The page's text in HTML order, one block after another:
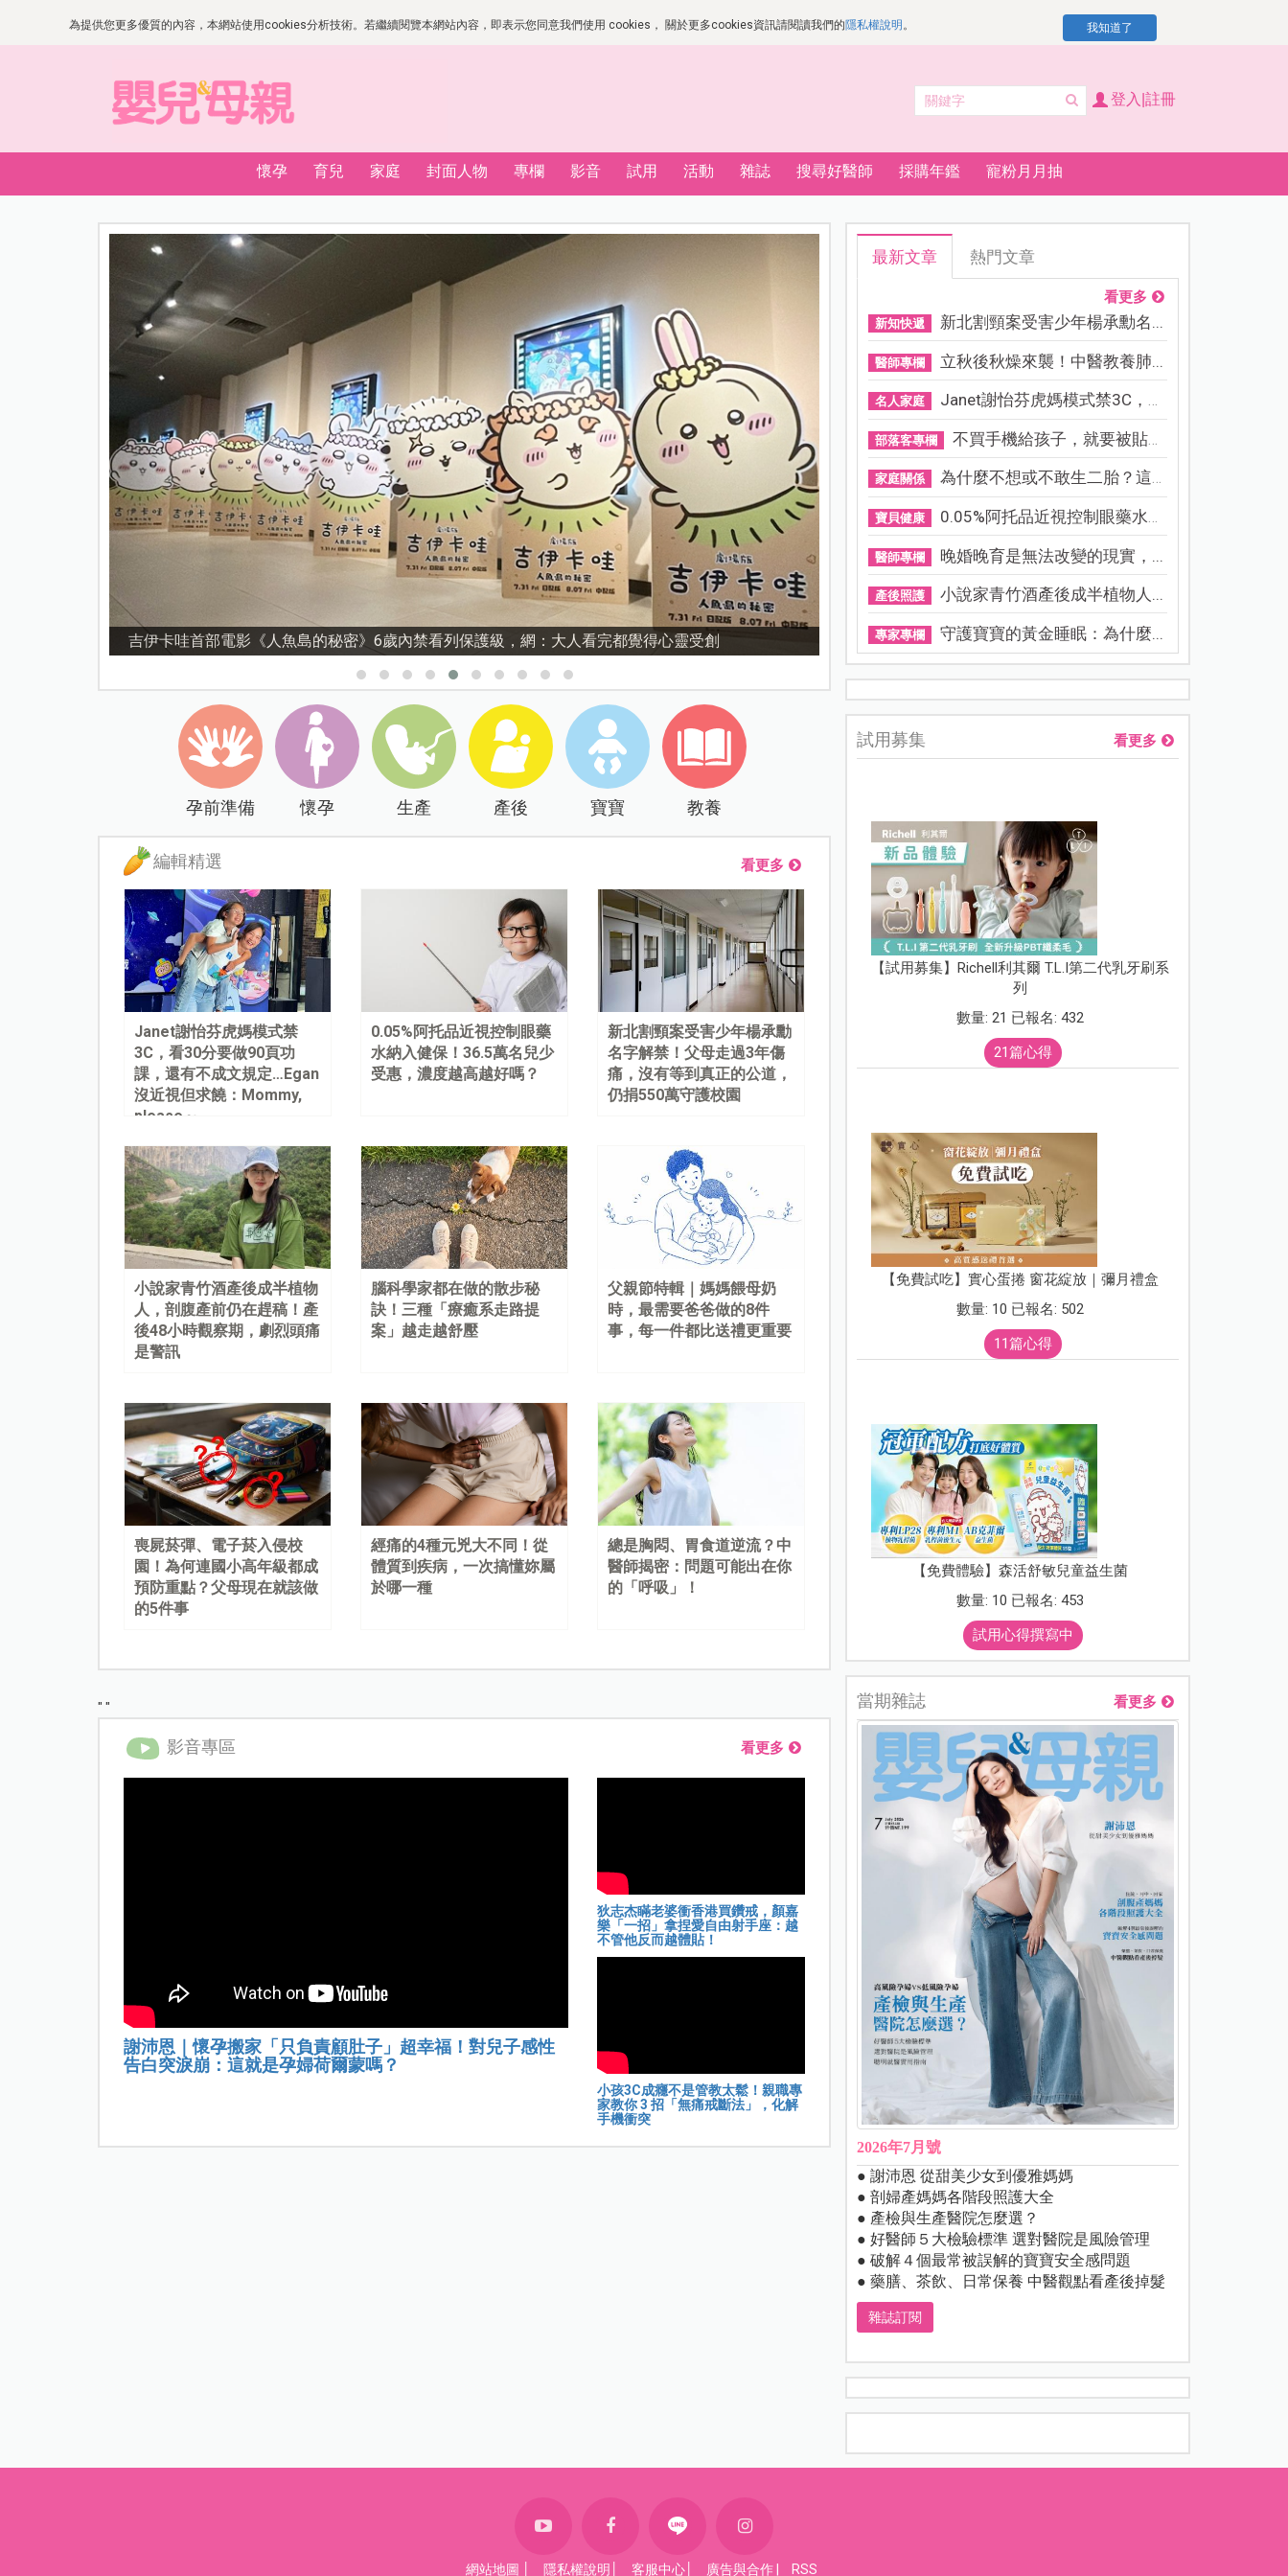
為提供您更多優質的內容，本網站使用cookies分析技術。若繼續閱覽本網站內容，即表示您同意我們使用 cookies， 關於更多cookies資訊請閱讀我們的隱私權說明 。 我知道了
登入|註冊
懷孕 育兒 家庭 封面人物 專欄 影音 試用 活動 雜誌 搜尋好醫師 採購年鑑 寵粉月月抽
資優教育15問！師鐸獎名師陳宥妤：資優教育的核心，不是成績而是讀懂孩子的心理準備度 熊本強震讓台灣人也揪心！無印良品店員發枕頭護頭、陪伴撤
孕前準備 懷孕 生產 產後 寶寶 教養
編輯精選 看更多
Janet謝怡芬虎媽模式禁
3C，看30分要做90頁功
課，還有不成文規定…Egan
沒近視但求饒：Mommy,
please～
0.05%阿托品近視控制眼藥
水納入健保！36.5萬名兒少
受惠，濃度越高越好嗎？
新北割頸案受害少年楊承勳
名字解禁！父母走過3年傷
痛，沒有等到真正的公道，
仍捐550萬守護校園
小說家青竹酒產後成半植物
人，剖腹產前仍在趕稿！產
後48小時觀察期，劇烈頭痛
是警訊
腦科學家都在做的散步秘
訣！三種「療癒系走路提
案」越走越舒壓
父親節特輯｜媽媽餵母奶
時，最需要爸爸做的8件
事，每一件都比送禮更重要
喪屍菸彈、電子菸入侵校
園！為何連國小高年級都成
預防重點？父母現在就該做
的5件事
經痛的4種元兇大不同！從
體質到疾病，一次搞懂妳屬
於哪一種
總是胸悶、胃食道逆流？中
醫師揭密：問題可能出在你
的「呼吸」！
" "
影音專區 看更多
謝沛恩｜懷孕搬家「只負責顧肚子」超幸福！對兒子感性
告白突淚崩：這就是孕婦荷爾蒙嗎？
狄志杰瞞老婆衝香港買鑽戒，顏嘉
樂「一招」拿捏愛自由射手座：越
不管他反而越體貼！
小孩3C成癮不是管教太鬆！親職專
家教你 3 招「無痛戒斷法」，化解
手機衝突
最新文章 熱門文章
看更多
新知快遞 新北割頸案受害少年楊承勳名...
醫師專欄 立秋後秋燥來襲！中醫教養肺...
名人家庭 Janet謝怡芬虎媽模式禁3C，看...
部落客專欄 不買手機給孩子，就要被貼「...
家庭關係 為什麼不想或不敢生二胎？這8...
寶貝健康 0.05%阿托品近視控制眼藥水納...
醫師專欄 晚婚晚育是無法改變的現實，...
產後照護 小說家青竹酒產後成半植物人...
專家專欄 守護寶寶的黃金睡眠：為什麼...
試用募集 看更多
【試用募集】Richell利其爾 T.L.I第二代乳牙刷系
列
數量: 21 已報名: 432
21篇心得
【免費試吃】實心蛋捲 窗花綻放｜彌月禮盒
數量: 10 已報名: 502
11篇心得
【免費體驗】森活舒敏兒童益生菌
數量: 10 已報名: 453
試用心得撰寫中
當期雜誌 看更多
2026年7月號
● 謝沛恩 從甜美少女到優雅媽媽
● 剖婦產媽媽各階段照護大全
● 產檢與生產醫院怎麼選？
● 好醫師５大檢驗標準 選對醫院是風險管理
● 破解４個最常被誤解的寶寶安全感問題
● 藥膳、茶飲、日常保養 中醫觀點看產後掉髮
雜誌訂閱
網站地圖 隱私權說明 客服中心 廣告與合作 RSS